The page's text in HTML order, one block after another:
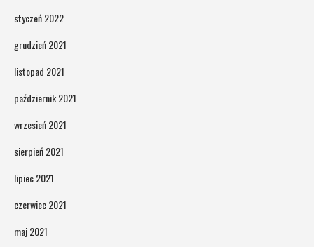
styczeń 2022
grudzień 2021
listopad 2021
październik 2021
wrzesień 2021
sierpień 2021
lipiec 2021
czerwiec 2021
maj 2021